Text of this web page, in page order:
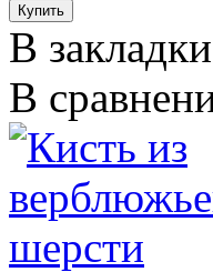
В закладки
В